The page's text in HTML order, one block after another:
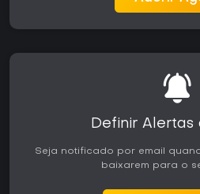
Definir Alertas
Seja notificado por email
baixarem para o